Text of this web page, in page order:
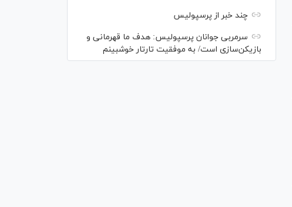
چند خبر از پرسپولیس
سرمربی جوانان پرسپولیس: هدف ما قهرمانی و
بازیکن‌سازی است/ به موفقیت تارتار خوشبینم